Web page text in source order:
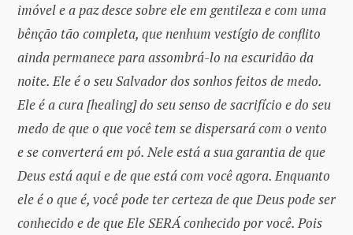
imóvel e a paz desce sobre ele em gentileza e com uma
bênção tão completa, que nenhum vestígio de conflito
ainda permanece para assombrá-lo na escuridão da
noite. Ele é o seu Salvador dos sonhos feitos de medo.
Ele é a cura [healing] do seu senso de sacrifício e do seu
medo de que o que você tem se dispersará com o vento
e se converterá em pó. Nele está a sua garantia de que
Deus está aqui e de que está com você agora. Enquanto
ele é o que é, você pode ter certeza de que Deus pode ser
conhecido e de que Ele SERÁ conhecido por você. Pois